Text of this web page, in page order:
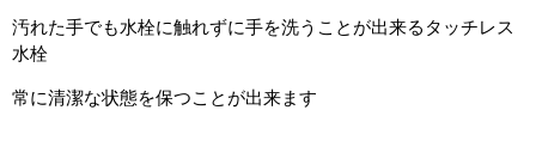
汚れた手でも水栓に触れずに手を洗うことが出来るタッチレス
水栓
常に清潔な状態を保つことが出来ます